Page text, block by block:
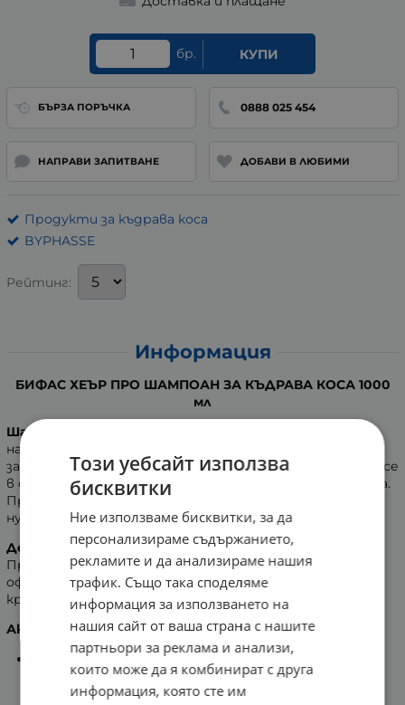
бр. КУПИ
БЪРЗА ПОРЪЧКА 0888 025 454
НАПРАВИ ЗАПИТВАНЕ ДОБАВИ В ЛЮБИМИ
Продукти за къдрава коса
BYPHASSE
Рейтинг:
Информация
БИФАС ХЕЪР ПРО ШАМПОАН ЗА КЪДРАВА КОСА 1000
мл
Шампоанът за къдрава коса на ByPhasse Хеър Про
наистина отличен избор. Иновативната му формула
заздравява и придава жизненост на косъма. Предлага се
в опаковка, улесняваща употребата - бутилка с помпа.
Препоръчва се за
нуждае от специфични грижи.
Действие:
Предефинира къдриците, оставя ги меки, добре
оформени и блестящи. Прави косата естествено
красива.
Активни съставки
Силиконовият амино комплекс
поддържа
къдриците, като същевременно омекотява
косата.
Този уебсайт използва
бисквитки
Ние използваме бисквитки, за да
персонализираме съдържанието,
рекламите и да анализираме нашия
трафик. Също така споделяме
информация за използването на
нашия сайт от ваша страна с нашите
партньори за реклама и анализи,
които може да я комбинират с друга
информация, която сте им